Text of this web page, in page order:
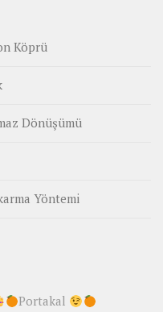
Köprü
Dönüşümü
Yöntemi
Portakal